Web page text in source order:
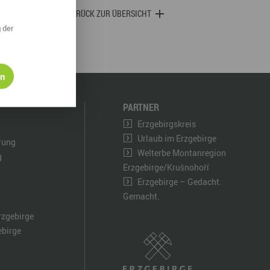
Radrouten
Wegewarte
ZURÜCK ZUR ÜBERSICHT
PARTNER
Erzgebirgskreis
Urlaub im Erzgebirge
Welterbe Montanregion
Erzgebirge/Krušnohoří
Erzgebirge – Gedacht.
Gemacht.
der